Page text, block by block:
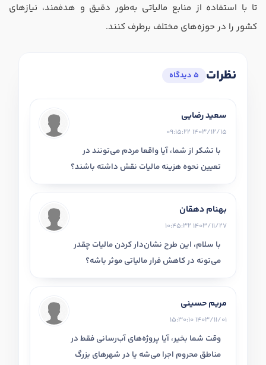
تا با استفاده از منابع مالیاتی به‌طور دقیق و هدفمند، نیاز‌های
کشور را در حوزه‌های مختلف برطرف کنند.
نظرات 5 دیدگاه
سعید رضایی
1403/12/15 09:15:22
با تشکر از شما، آیا واقعا مردم می‌تونند در
تعیین نحوه هزینه مالیات نقش داشته باشند؟
بهنام دهقان
1403/11/27 10:45:32
با سلام، این طرح نشان‌دار کردن مالیات چقدر
می‌تونه در کاهش فرار مالیاتی موثر باشه؟
مریم حسینی
1403/11/01 15:30:10
وقت شما بخیر، آیا پروژه‌های آب‌رسانی فقط در
مناطق محروم اجرا می‌شه یا در شهرهای بزرگ